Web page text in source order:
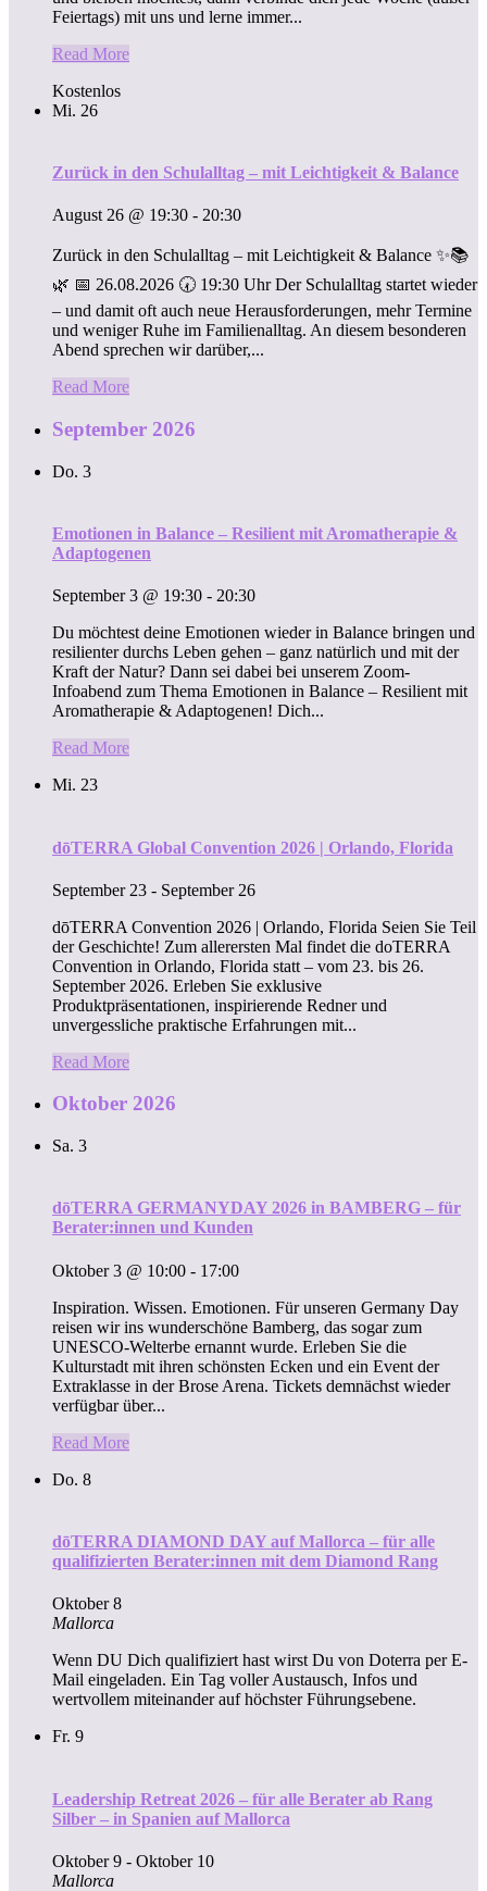
Feiertags) mit uns und lerne immer...
Read More
Kostenlos
Mi. 26
Zurück in den Schulalltag – mit Leichtigkeit & Balance
August 26 @ 19:30 - 20:30
Zurück in den Schulalltag – mit Leichtigkeit & Balance ✨📚
🌿 📅 26.08.2026 🕢 19:30 Uhr Der Schulalltag startet wieder
– und damit oft auch neue Herausforderungen, mehr Termine
und weniger Ruhe im Familienalltag. An diesem besonderen
Abend sprechen wir darüber,...
Read More
September 2026
Do. 3
Emotionen in Balance – Resilient mit Aromatherapie &
Adaptogenen
September 3 @ 19:30 - 20:30
Du möchtest deine Emotionen wieder in Balance bringen und
resilienter durchs Leben gehen – ganz natürlich und mit der
Kraft der Natur? Dann sei dabei bei unserem Zoom-
Infoabend zum Thema Emotionen in Balance – Resilient mit
Aromatherapie & Adaptogenen! Dich...
Read More
Mi. 23
dōTERRA Global Convention 2026 | Orlando, Florida
September 23 - September 26
dōTERRA Convention 2026 | Orlando, Florida Seien Sie Teil
der Geschichte! Zum allerersten Mal findet die doTERRA
Convention in Orlando, Florida statt – vom 23. bis 26.
September 2026. Erleben Sie exklusive
Produktpräsentationen, inspirierende Redner und
unvergessliche praktische Erfahrungen mit...
Read More
Oktober 2026
Sa. 3
dōTERRA GERMANYDAY 2026 in BAMBERG – für
Berater:innen und Kunden
Oktober 3 @ 10:00 - 17:00
Inspiration. Wissen. Emotionen. Für unseren Germany Day
reisen wir ins wunderschöne Bamberg, das sogar zum
UNESCO-Welterbe ernannt wurde. Erleben Sie die
Kulturstadt mit ihren schönsten Ecken und ein Event der
Extraklasse in der Brose Arena. Tickets demnächst wieder
verfügbar über...
Read More
Do. 8
dōTERRA DIAMOND DAY auf Mallorca – für alle
qualifizierten Berater:innen mit dem Diamond Rang
Oktober 8
Mallorca
Wenn DU Dich qualifiziert hast wirst Du von Doterra per E-
Mail eingeladen. Ein Tag voller Austausch, Infos und
wertvollem miteinander auf höchster Führungsebene.
Fr. 9
Leadership Retreat 2026 – für alle Berater ab Rang
Silber – in Spanien auf Mallorca
Oktober 9 - Oktober 10
Mallorca